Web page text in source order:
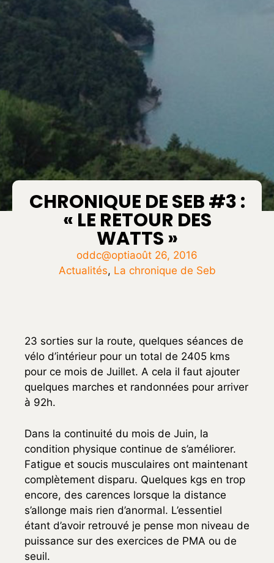
CHRONIQUE DE SEB #3 :
« LE RETOUR DES
WATTS »
oddc@optiaoût 26, 2016
Actualités, La chronique de Seb
23 sorties sur la route, quelques séances de
vélo d’intérieur pour un total de 2405 kms
pour ce mois de Juillet. A cela il faut ajouter
quelques marches et randonnées pour arriver
à 92h.
Dans la continuité du mois de Juin, la
condition physique continue de s’améliorer.
Fatigue et soucis musculaires ont maintenant
complètement disparu. Quelques kgs en trop
encore, des carences lorsque la distance
s’allonge mais rien d’anormal. L’essentiel
étant d’avoir retrouvé je pense mon niveau de
puissance sur des exercices de PMA ou de
seuil.